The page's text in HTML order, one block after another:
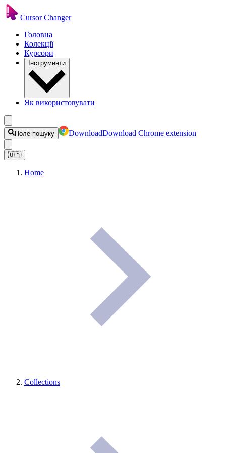
Cursor Changer
Головна
Колекції
Курсори
Інструменти
Як використовувати
Поле пошуку DownloadDownload Chrome extension
🇺🇦
Home
Collections